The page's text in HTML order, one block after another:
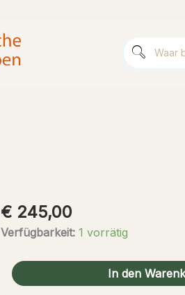
€ 245,00
Verfügbarkeit: 1 vorrätig
Belid
Hängelampe
In den